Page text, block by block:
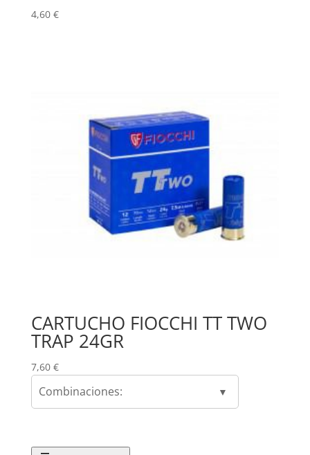
4,60 €
CARTUCHO FIOCCHI TT TWO
TRAP 24GR
7,60 €
Combinaciones: